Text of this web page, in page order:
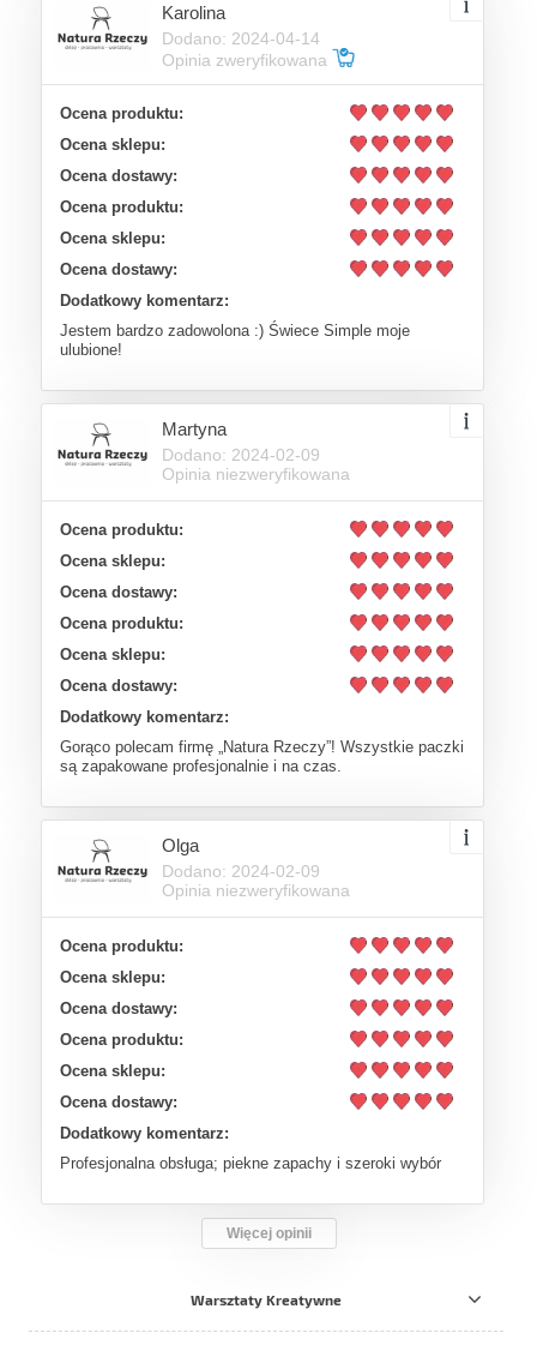
Karolina
Dodano: 2024-04-14
Opinia zweryfikowana
Ocena produktu:
Ocena sklepu:
Ocena dostawy:
Ocena produktu:
Ocena sklepu:
Ocena dostawy:
Dodatkowy komentarz:
Jestem bardzo zadowolona :) Świece Simple moje
ulubione!
Martyna
Dodano: 2024-02-09
Opinia niezweryfikowana
Ocena produktu:
Ocena sklepu:
Ocena dostawy:
Ocena produktu:
Ocena sklepu:
Ocena dostawy:
Dodatkowy komentarz:
Gorąco polecam firmę „Natura Rzeczy”! Wszystkie paczki
są zapakowane profesjonalnie i na czas.
Olga
Dodano: 2024-02-09
Opinia niezweryfikowana
Ocena produktu:
Ocena sklepu:
Ocena dostawy:
Ocena produktu:
Ocena sklepu:
Ocena dostawy:
Dodatkowy komentarz:
Profesjonalna obsługa; piekne zapachy i szeroki wybór
Więcej opinii
Warsztaty Kreatywne